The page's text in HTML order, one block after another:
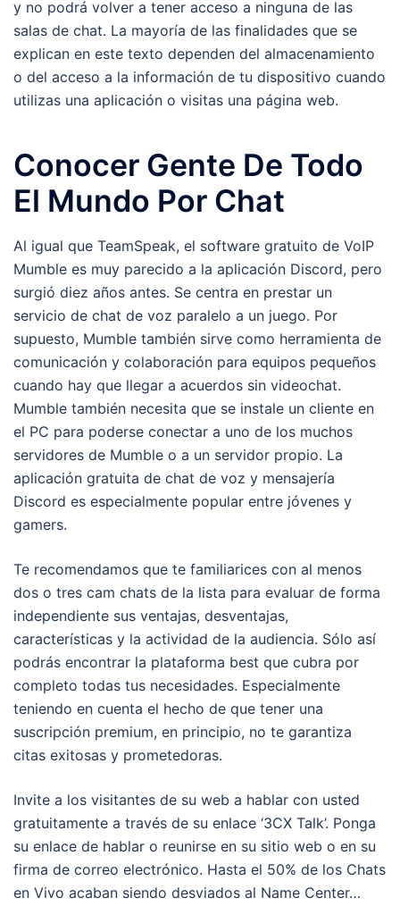
y no podrá volver a tener acceso a ninguna de las
salas de chat. La mayoría de las finalidades que se
explican en este texto dependen del almacenamiento
o del acceso a la información de tu dispositivo cuando
utilizas una aplicación o visitas una página web.
Conocer Gente De Todo
El Mundo Por Chat
Al igual que TeamSpeak, el software gratuito de VoIP
Mumble es muy parecido a la aplicación Discord, pero
surgió diez años antes. Se centra en prestar un
servicio de chat de voz paralelo a un juego. Por
supuesto, Mumble también sirve como herramienta de
comunicación y colaboración para equipos pequeños
cuando hay que llegar a acuerdos sin videochat.
Mumble también necesita que se instale un cliente en
el PC para poderse conectar a uno de los muchos
servidores de Mumble o a un servidor propio. La
aplicación gratuita de chat de voz y mensajería
Discord es especialmente popular entre jóvenes y
gamers.
Te recomendamos que te familiarices con al menos
dos o tres cam chats de la lista para evaluar de forma
independiente sus ventajas, desventajas,
características y la actividad de la audiencia. Sólo así
podrás encontrar la plataforma best que cubra por
completo todas tus necesidades. Especialmente
teniendo en cuenta el hecho de que tener una
suscripción premium, en principio, no te garantiza
citas exitosas y prometedoras.
Invite a los visitantes de su web a hablar con usted
gratuitamente a través de su enlace ‘3CX Talk’. Ponga
su enlace de hablar o reunirse en su sitio web o en su
firma de correo electrónico. Hasta el 50% de los Chats
en Vivo acaban siendo desviados al Name Center…